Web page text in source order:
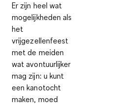
Er zijn heel wat
mogelijkheden als
het
vrijgezellenfeest
met de meiden
wat avontuurlijker
mag zijn: u kunt
een kanotocht
maken, moed